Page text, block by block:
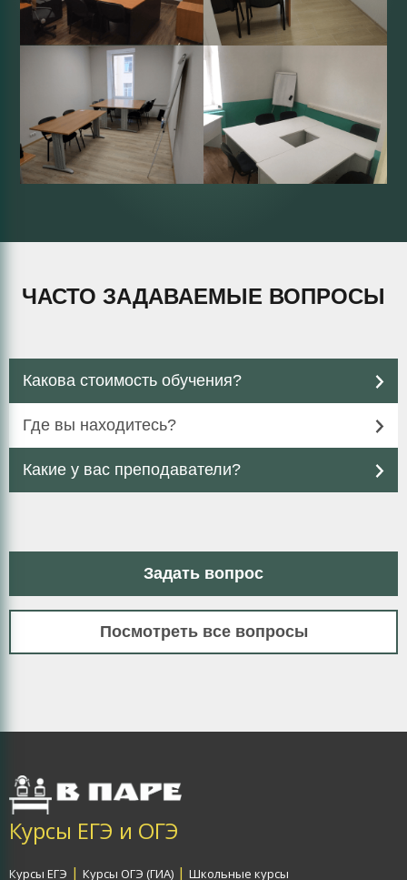
ЧАСТО ЗАДАВАЕМЫЕ ВОПРОСЫ
Какова стоимость обучения?
Где вы находитесь?
Какие у вас преподаватели?
Задать вопрос
Посмотреть все вопросы
Курсы ЕГЭ и ОГЭ
Курсы ЕГЭ | Курсы ОГЭ (ГИА) | Школьные курсы